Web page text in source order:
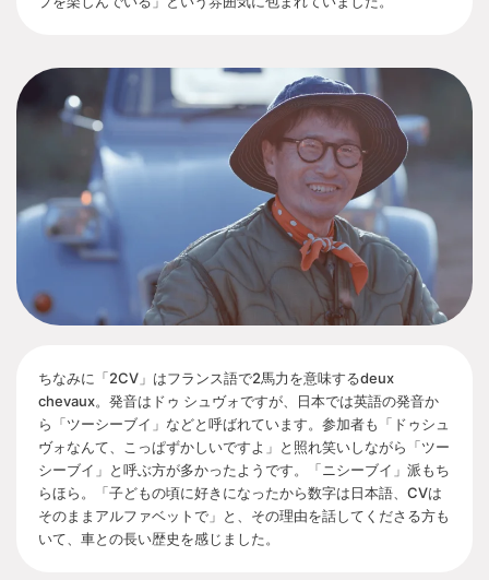
ちなみに「2CV」はフランス語で2馬力を意味するdeux
chevaux。発音はドゥ シュヴォですが、日本では英語の発音か
ら「ツーシーブイ」などと呼ばれています。参加者も「ドゥシュ
ヴォなんて、こっぱずかしいですよ」と照れ笑いしながら「ツー
シーブイ」と呼ぶ方が多かったようです。「ニシーブイ」派もち
らほら。「子どもの頃に好きになったから数字は日本語、CVは
そのままアルファベットで」と、その理由を話してくださる方も
いて、車との長い歴史を感じました。